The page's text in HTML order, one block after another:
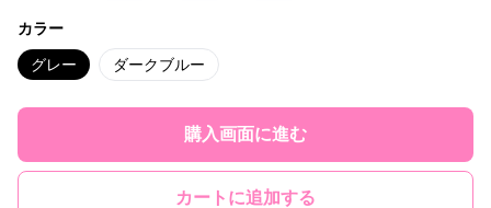
カラー
グレー ダークブルー
購入画面に進む
カートに追加する